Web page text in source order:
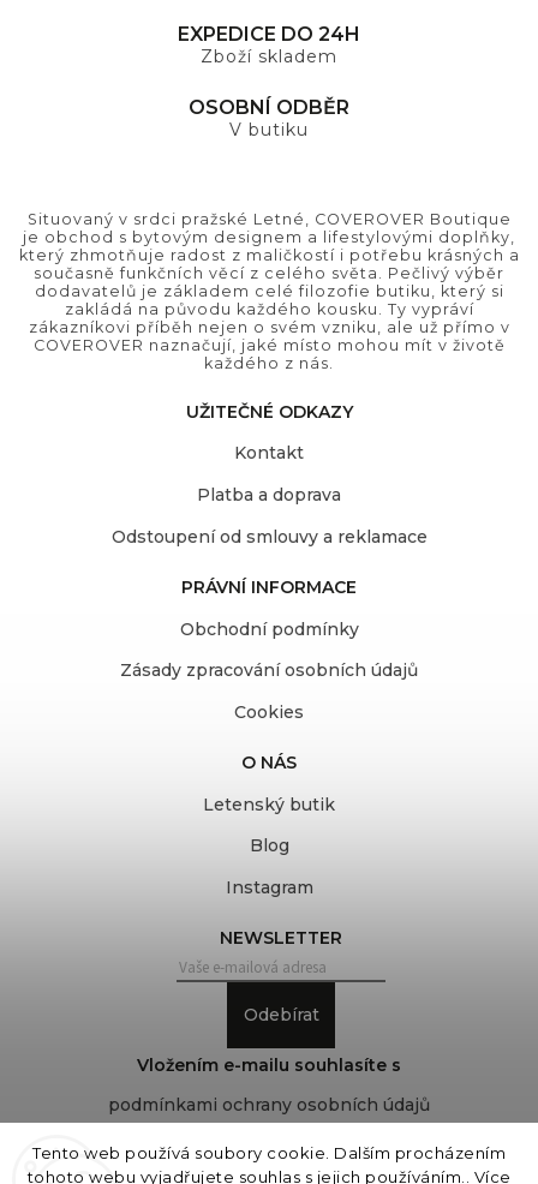
Tento web používá soubory cookie. Dalším procházením
tohoto webu vyjadřujete souhlas s jejich používáním.. Více
EXPEDICE DO 24H
Zboží skladem
OSOBNÍ ODBĚR
V butiku
Situovaný v srdci pražské Letné, COVEROVER Boutique
je obchod s bytovým designem a lifestylovými doplňky,
který zhmotňuje radost z maličkostí i potřebu krásných a
současně funkčních věcí z celého světa. Pečlivý výběr
dodavatelů je základem celé filozofie butiku, který si
zakládá na původu každého kousku. Ty vypráví
zákazníkovi příběh nejen o svém vzniku, ale už přímo v
COVEROVER naznačují, jaké místo mohou mít v životě
každého z nás.
UŽITEČNÉ ODKAZY
Kontakt
Platba a doprava
Odstoupení od smlouvy a reklamace
PRÁVNÍ INFORMACE
Obchodní podmínky
Zásady zpracování osobních údajů
Cookies
O NÁS
Letenský butik
Blog
Instagram
NEWSLETTER
Odebírat
Vložením e-mailu souhlasíte s
podmínkami ochrany osobních údajů